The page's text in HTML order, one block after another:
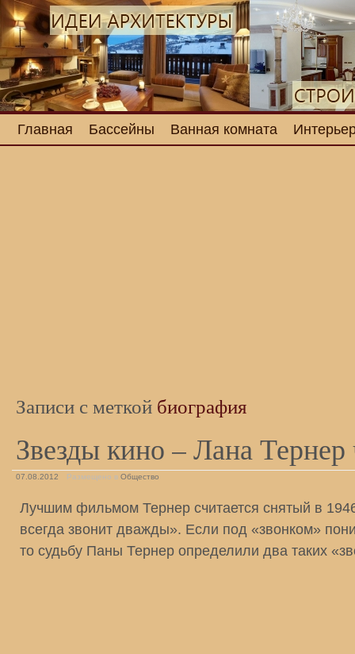
Главная Бассейны Ванная комната
Записи с меткой биография
Звезды кино – Лана Тернер
07.08.2012 Размещено в Общество
Лучшим фильмом Тернер считается снятый в
всегда звонит дважды». Если под «звонком»
то судьбу Паны Тернер определили два таких